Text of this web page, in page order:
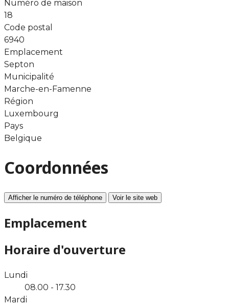
Numéro de maison
18
Code postal
6940
Emplacement
Septon
Municipalité
Marche-en-Famenne
Région
Luxembourg
Pays
Belgique
Coordonnées
Afficher le numéro de téléphone Voir le site web
Emplacement
Horaire d'ouverture
Lundi
08.00 - 17.30
Mardi